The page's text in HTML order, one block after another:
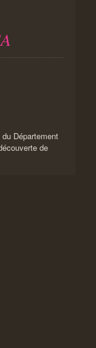
Département
de